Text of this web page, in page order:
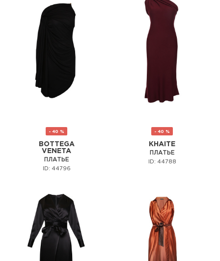
- 40 %
BOTTEGA
VENETA
ПЛАТЬЕ
ID: 44796
- 40 %
KHAITE
ПЛАТЬЕ
ID: 44788